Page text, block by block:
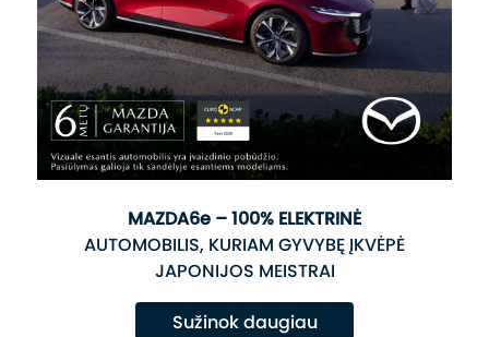
MAZDA6e – 100% ELEKTRINĖ
AUTOMOBILIS, KURIAM GYVYBĘ ĮKVĖPĖ
JAPONIJOS MEISTRAI
Sužinok daugiau